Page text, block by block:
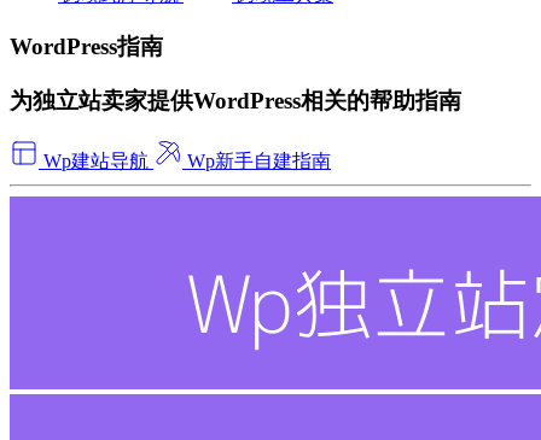
WordPress指南
为独立站卖家提供WordPress相关的帮助指南
Wp建站导航 Wp新手自建指南